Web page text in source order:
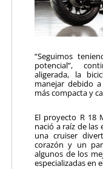
“Seguimos
potencial”,
aligerada, la
manejar debido
más compacta y
El proyecto R 18
nació a raíz de
una cruiser
corazón y un
algunos de los
especializadas en